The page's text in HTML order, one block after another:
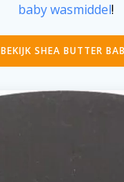
baby wasmiddel!
BEKIJK SHEA BUTTER